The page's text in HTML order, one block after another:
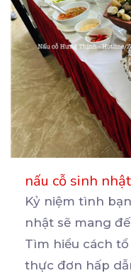
nấu cỗ sinh
Kỷ niệm tình
nhật sẽ mang
Tìm hiểu cách tổ
thực đơn hấp